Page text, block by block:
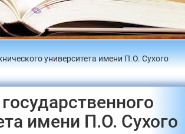
университета имени П.О. Сухого
имени П.О. Сухого